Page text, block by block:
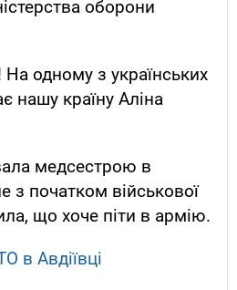
оборони
одному з українських
нашу країну Аліна
медсестрою в
з початком військової
що хоче піти в армію.
в Авдіївці